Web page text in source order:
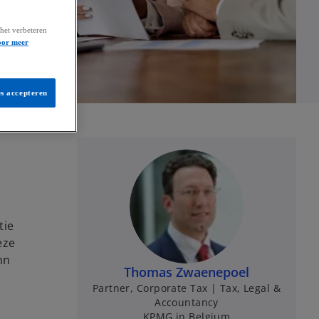
Thomas Zwaenepoel
Partner, Corporate Tax | Tax, Legal &
Accountancy
verbeteren
meer
accepteren